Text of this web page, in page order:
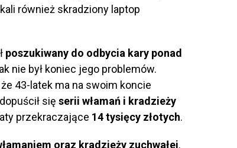
również skradziony laptop
poszukiwany do odbycia kary ponad
nie był koniec jego problemów.
43-latek ma na swoim koncie
się serii włamań i kradzieży
przekraczające 14 tysięcy złotych.
oraz kradzieży zuchwałej.